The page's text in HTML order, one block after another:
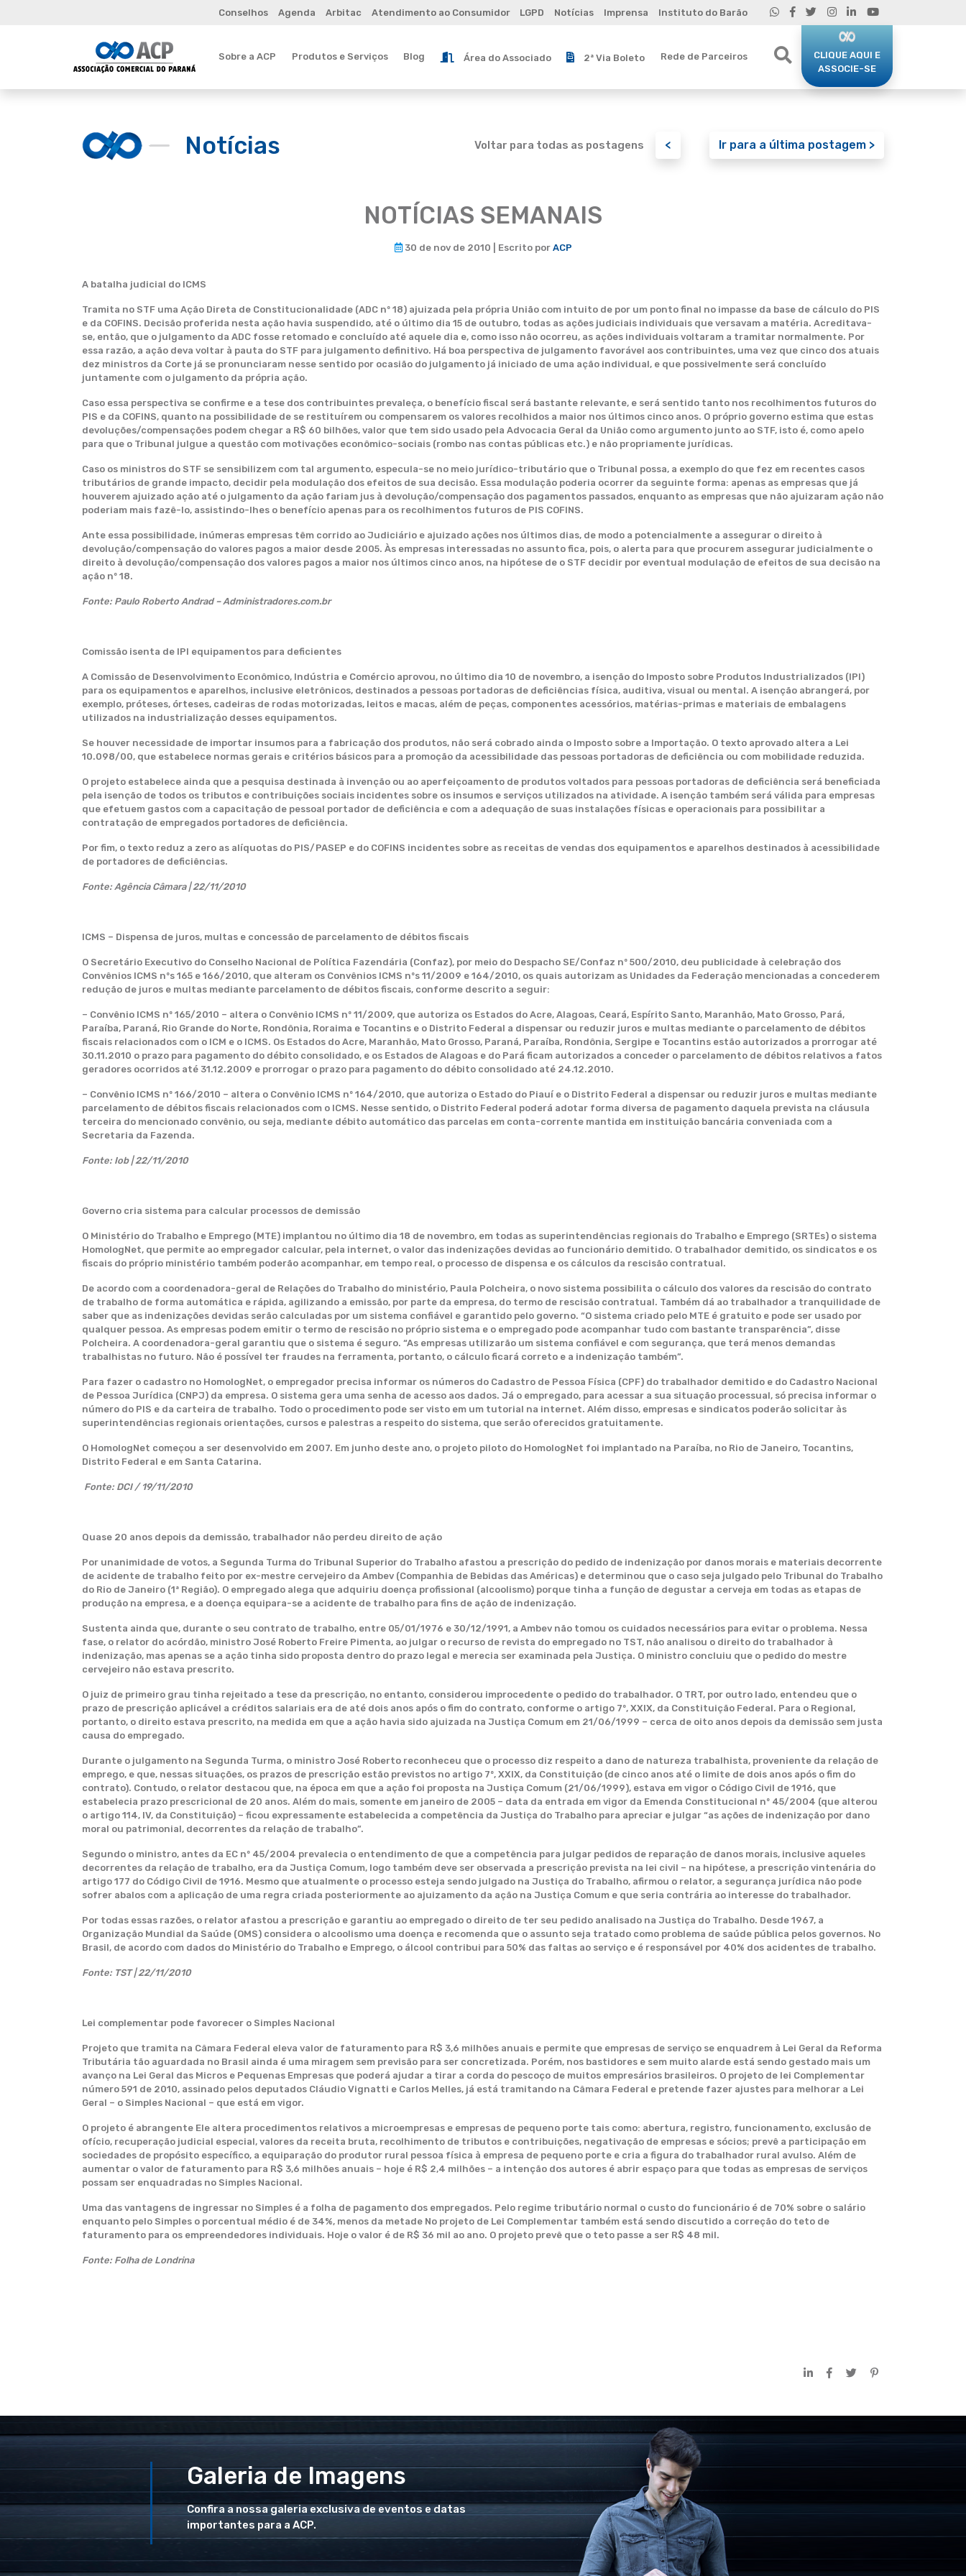
Conselhos Agenda Arbitac Atendimento ao Consumidor LGPD Notícias Imprensa Instituto do Barão
Sobre a ACP Produtos e Serviços Blog Área do Associado 2ª Via Boleto Rede de Parceiros
CLIQUE AQUI E
ASSOCIE-SE
Notícias Voltar para todas as postagens < Ir para a última postagem >
NOTÍCIAS SEMANAIS
30 de nov de 2010 | Escrito por ACP
A batalha judicial do ICMS
Tramita no STF uma Ação Direta de Constitucionalidade (ADC nº 18) ajuizada pela própria União com intuito de por um ponto final no impasse da base de cálculo do PIS
e da COFINS. Decisão proferida nesta ação havia suspendido, até o último dia 15 de outubro, todas as ações judiciais individuais que versavam a matéria. Acreditava-
se, então, que o julgamento da ADC fosse retomado e concluído até aquele dia e, como isso não ocorreu, as ações individuais voltaram a tramitar normalmente. Por
essa razão, a ação deva voltar à pauta do STF para julgamento definitivo. Há boa perspectiva de julgamento favorável aos contribuintes, uma vez que cinco dos atuais
dez ministros da Corte já se pronunciaram nesse sentido por ocasião do julgamento já iniciado de uma ação individual, e que possivelmente será concluído
juntamente com o julgamento da própria ação.
Caso essa perspectiva se confirme e a tese dos contribuintes prevaleça, o benefício fiscal será bastante relevante, e será sentido tanto nos recolhimentos futuros do
PIS e da COFINS, quanto na possibilidade de se restituírem ou compensarem os valores recolhidos a maior nos últimos cinco anos. O próprio governo estima que estas
devoluções/compensações podem chegar a R$ 60 bilhões, valor que tem sido usado pela Advocacia Geral da União como argumento junto ao STF, isto é, como apelo
para que o Tribunal julgue a questão com motivações econômico-sociais (rombo nas contas públicas etc.) e não propriamente jurídicas.
Caso os ministros do STF se sensibilizem com tal argumento, especula-se no meio jurídico-tributário que o Tribunal possa, a exemplo do que fez em recentes casos
tributários de grande impacto, decidir pela modulação dos efeitos de sua decisão. Essa modulação poderia ocorrer da seguinte forma: apenas as empresas que já
houverem ajuizado ação até o julgamento da ação fariam jus à devolução/compensação dos pagamentos passados, enquanto as empresas que não ajuizaram ação não
poderiam mais fazê-lo, assistindo-lhes o benefício apenas para os recolhimentos futuros de PIS COFINS.
Ante essa possibilidade, inúmeras empresas têm corrido ao Judiciário e ajuizado ações nos últimos dias, de modo a potencialmente a assegurar o direito à
devolução/compensação do valores pagos a maior desde 2005. Às empresas interessadas no assunto fica, pois, o alerta para que procurem assegurar judicialmente o
direito à devolução/compensação dos valores pagos a maior nos últimos cinco anos, na hipótese de o STF decidir por eventual modulação de efeitos de sua decisão na
ação nº 18.
Fonte: Paulo Roberto Andrad – Administradores.com.br
Comissão isenta de IPI equipamentos para deficientes
A Comissão de Desenvolvimento Econômico, Indústria e Comércio aprovou, no último dia 10 de novembro, a isenção do Imposto sobre Produtos Industrializados (IPI)
para os equipamentos e aparelhos, inclusive eletrônicos, destinados a pessoas portadoras de deficiências física, auditiva, visual ou mental. A isenção abrangerá, por
exemplo, próteses, órteses, cadeiras de rodas motorizadas, leitos e macas, além de peças, componentes acessórios, matérias-primas e materiais de embalagens
utilizados na industrialização desses equipamentos.
Se houver necessidade de importar insumos para a fabricação dos produtos, não será cobrado ainda o Imposto sobre a Importação. O texto aprovado altera a Lei
10.098/00, que estabelece normas gerais e critérios básicos para a promoção da acessibilidade das pessoas portadoras de deficiência ou com mobilidade reduzida.
O projeto estabelece ainda que a pesquisa destinada à invenção ou ao aperfeiçoamento de produtos voltados para pessoas portadoras de deficiência será beneficiada
pela isenção de todos os tributos e contribuições sociais incidentes sobre os insumos e serviços utilizados na atividade. A isenção também será válida para empresas
que efetuem gastos com a capacitação de pessoal portador de deficiência e com a adequação de suas instalações físicas e operacionais para possibilitar a
contratação de empregados portadores de deficiência.
Por fim, o texto reduz a zero as alíquotas do PIS/PASEP e do COFINS incidentes sobre as receitas de vendas dos equipamentos e aparelhos destinados à acessibilidade
de portadores de deficiências.
Fonte: Agência Câmara | 22/11/2010
ICMS – Dispensa de juros, multas e concessão de parcelamento de débitos fiscais
O Secretário Executivo do Conselho Nacional de Política Fazendária (Confaz), por meio do Despacho SE/Confaz nº 500/2010, deu publicidade à celebração dos
Convênios ICMS nºs 165 e 166/2010, que alteram os Convênios ICMS nºs 11/2009 e 164/2010, os quais autorizam as Unidades da Federação mencionadas a concederem
redução de juros e multas mediante parcelamento de débitos fiscais, conforme descrito a seguir:
– Convênio ICMS nº 165/2010 – altera o Convênio ICMS nº 11/2009, que autoriza os Estados do Acre, Alagoas, Ceará, Espírito Santo, Maranhão, Mato Grosso, Pará,
Paraíba, Paraná, Rio Grande do Norte, Rondônia, Roraima e Tocantins e o Distrito Federal a dispensar ou reduzir juros e multas mediante o parcelamento de débitos
fiscais relacionados com o ICM e o ICMS. Os Estados do Acre, Maranhão, Mato Grosso, Paraná, Paraíba, Rondônia, Sergipe e Tocantins estão autorizados a prorrogar até
30.11.2010 o prazo para pagamento do débito consolidado, e os Estados de Alagoas e do Pará ficam autorizados a conceder o parcelamento de débitos relativos a fatos
geradores ocorridos até 31.12.2009 e prorrogar o prazo para pagamento do débito consolidado até 24.12.2010.
– Convênio ICMS nº 166/2010 – altera o Convênio ICMS nº 164/2010, que autoriza o Estado do Piauí e o Distrito Federal a dispensar ou reduzir juros e multas mediante
parcelamento de débitos fiscais relacionados com o ICMS. Nesse sentido, o Distrito Federal poderá adotar forma diversa de pagamento daquela prevista na cláusula
terceira do mencionado convênio, ou seja, mediante débito automático das parcelas em conta-corrente mantida em instituição bancária conveniada com a
Secretaria da Fazenda.
Fonte: Iob | 22/11/2010
Governo cria sistema para calcular processos de demissão
O Ministério do Trabalho e Emprego (MTE) implantou no último dia 18 de novembro, em todas as superintendências regionais do Trabalho e Emprego (SRTEs) o sistema
HomologNet, que permite ao empregador calcular, pela internet, o valor das indenizações devidas ao funcionário demitido. O trabalhador demitido, os sindicatos e os
fiscais do próprio ministério também poderão acompanhar, em tempo real, o processo de dispensa e os cálculos da rescisão contratual.
De acordo com a coordenadora-geral de Relações do Trabalho do ministério, Paula Polcheira, o novo sistema possibilita o cálculo dos valores da rescisão do contrato
de trabalho de forma automática e rápida, agilizando a emissão, por parte da empresa, do termo de rescisão contratual. Também dá ao trabalhador a tranquilidade de
saber que as indenizações devidas serão calculadas por um sistema confiável e garantido pelo governo. “O sistema criado pelo MTE é gratuito e pode ser usado por
qualquer pessoa. As empresas podem emitir o termo de rescisão no próprio sistema e o empregado pode acompanhar tudo com bastante transparência”, disse
Polcheira. A coordenadora-geral garantiu que o sistema é seguro. “As empresas utilizarão um sistema confiável e com segurança, que terá menos demandas
trabalhistas no futuro. Não é possível ter fraudes na ferramenta, portanto, o cálculo ficará correto e a indenização também”.
Para fazer o cadastro no HomologNet, o empregador precisa informar os números do Cadastro de Pessoa Física (CPF) do trabalhador demitido e do Cadastro Nacional
de Pessoa Jurídica (CNPJ) da empresa. O sistema gera uma senha de acesso aos dados. Já o empregado, para acessar a sua situação processual, só precisa informar o
número do PIS e da carteira de trabalho. Todo o procedimento pode ser visto em um tutorial na internet. Além disso, empresas e sindicatos poderão solicitar às
superintendências regionais orientações, cursos e palestras a respeito do sistema, que serão oferecidos gratuitamente.
O HomologNet começou a ser desenvolvido em 2007. Em junho deste ano, o projeto piloto do HomologNet foi implantado na Paraíba, no Rio de Janeiro, Tocantins,
Distrito Federal e em Santa Catarina.
Fonte: DCI / 19/11/2010
Quase 20 anos depois da demissão, trabalhador não perdeu direito de ação
Por unanimidade de votos, a Segunda Turma do Tribunal Superior do Trabalho afastou a prescrição do pedido de indenização por danos morais e materiais decorrente
de acidente de trabalho feito por ex-mestre cervejeiro da Ambev (Companhia de Bebidas das Américas) e determinou que o caso seja julgado pelo Tribunal do Trabalho
do Rio de Janeiro (1ª Região). O empregado alega que adquiriu doença profissional (alcoolismo) porque tinha a função de degustar a cerveja em todas as etapas de
produção na empresa, e a doença equipara-se a acidente de trabalho para fins de ação de indenização.
Sustenta ainda que, durante o seu contrato de trabalho, entre 05/01/1976 e 30/12/1991, a Ambev não tomou os cuidados necessários para evitar o problema. Nessa
fase, o relator do acórdão, ministro José Roberto Freire Pimenta, ao julgar o recurso de revista do empregado no TST, não analisou o direito do trabalhador à
indenização, mas apenas se a ação tinha sido proposta dentro do prazo legal e merecia ser examinada pela Justiça. O ministro concluiu que o pedido do mestre
cervejeiro não estava prescrito.
O juiz de primeiro grau tinha rejeitado a tese da prescrição, no entanto, considerou improcedente o pedido do trabalhador. O TRT, por outro lado, entendeu que o
prazo de prescrição aplicável a créditos salariais era de até dois anos após o fim do contrato, conforme o artigo 7º, XXIX, da Constituição Federal. Para o Regional,
portanto, o direito estava prescrito, na medida em que a ação havia sido ajuizada na Justiça Comum em 21/06/1999 – cerca de oito anos depois da demissão sem justa
causa do empregado.
Durante o julgamento na Segunda Turma, o ministro José Roberto reconheceu que o processo diz respeito a dano de natureza trabalhista, proveniente da relação de
emprego, e que, nessas situações, os prazos de prescrição estão previstos no artigo 7º, XXIX, da Constituição (de cinco anos até o limite de dois anos após o fim do
contrato). Contudo, o relator destacou que, na época em que a ação foi proposta na Justiça Comum (21/06/1999), estava em vigor o Código Civil de 1916, que
estabelecia prazo prescricional de 20 anos. Além do mais, somente em janeiro de 2005 – data da entrada em vigor da Emenda Constitucional nº 45/2004 (que alterou
o artigo 114, IV, da Constituição) – ficou expressamente estabelecida a competência da Justiça do Trabalho para apreciar e julgar “as ações de indenização por dano
moral ou patrimonial, decorrentes da relação de trabalho”.
Segundo o ministro, antes da EC nº 45/2004 prevalecia o entendimento de que a competência para julgar pedidos de reparação de danos morais, inclusive aqueles
decorrentes da relação de trabalho, era da Justiça Comum, logo também deve ser observada a prescrição prevista na lei civil – na hipótese, a prescrição vintenária do
artigo 177 do Código Civil de 1916. Mesmo que atualmente o processo esteja sendo julgado na Justiça do Trabalho, afirmou o relator, a segurança jurídica não pode
sofrer abalos com a aplicação de uma regra criada posteriormente ao ajuizamento da ação na Justiça Comum e que seria contrária ao interesse do trabalhador.
Por todas essas razões, o relator afastou a prescrição e garantiu ao empregado o direito de ter seu pedido analisado na Justiça do Trabalho. Desde 1967, a
Organização Mundial da Saúde (OMS) considera o alcoolismo uma doença e recomenda que o assunto seja tratado como problema de saúde pública pelos governos. No
Brasil, de acordo com dados do Ministério do Trabalho e Emprego, o álcool contribui para 50% das faltas ao serviço e é responsável por 40% dos acidentes de trabalho.
Fonte: TST | 22/11/2010
Lei complementar pode favorecer o Simples Nacional
Projeto que tramita na Câmara Federal eleva valor de faturamento para R$ 3,6 milhões anuais e permite que empresas de serviço se enquadrem à Lei Geral da Reforma
Tributária tão aguardada no Brasil ainda é uma miragem sem previsão para ser concretizada. Porém, nos bastidores e sem muito alarde está sendo gestado mais um
avanço na Lei Geral das Micros e Pequenas Empresas que poderá ajudar a tirar a corda do pescoço de muitos empresários brasileiros. O projeto de lei Complementar
número 591 de 2010, assinado pelos deputados Cláudio Vignatti e Carlos Melles, já está tramitando na Câmara Federal e pretende fazer ajustes para melhorar a Lei
Geral – o Simples Nacional – que está em vigor.
O projeto é abrangente Ele altera procedimentos relativos a microempresas e empresas de pequeno porte tais como: abertura, registro, funcionamento, exclusão de
ofício, recuperação judicial especial, valores da receita bruta, recolhimento de tributos e contribuições, negativação de empresas e sócios; prevê a participação em
sociedades de propósito específico, a equiparação do produtor rural pessoa física à empresa de pequeno porte e cria a figura do trabalhador rural avulso. Além de
aumentar o valor de faturamento para R$ 3,6 milhões anuais – hoje é R$ 2,4 milhões – a intenção dos autores é abrir espaço para que todas as empresas de serviços
possam ser enquadradas no Simples Nacional.
Uma das vantagens de ingressar no Simples é a folha de pagamento dos empregados. Pelo regime tributário normal o custo do funcionário é de 70% sobre o salário
enquanto pelo Simples o porcentual médio é de 34%, menos da metade No projeto de Lei Complementar também está sendo discutido a correção do teto de
faturamento para os empreendedores individuais. Hoje o valor é de R$ 36 mil ao ano. O projeto prevê que o teto passe a ser R$ 48 mil.
Fonte: Folha de Londrina
Galeria de Imagens
Confira a nossa galeria exclusiva de eventos e datas
importantes para a ACP.